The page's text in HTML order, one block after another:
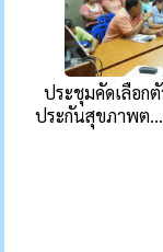
ประชุมคัดเลือก
ประกันสุขภาพต...